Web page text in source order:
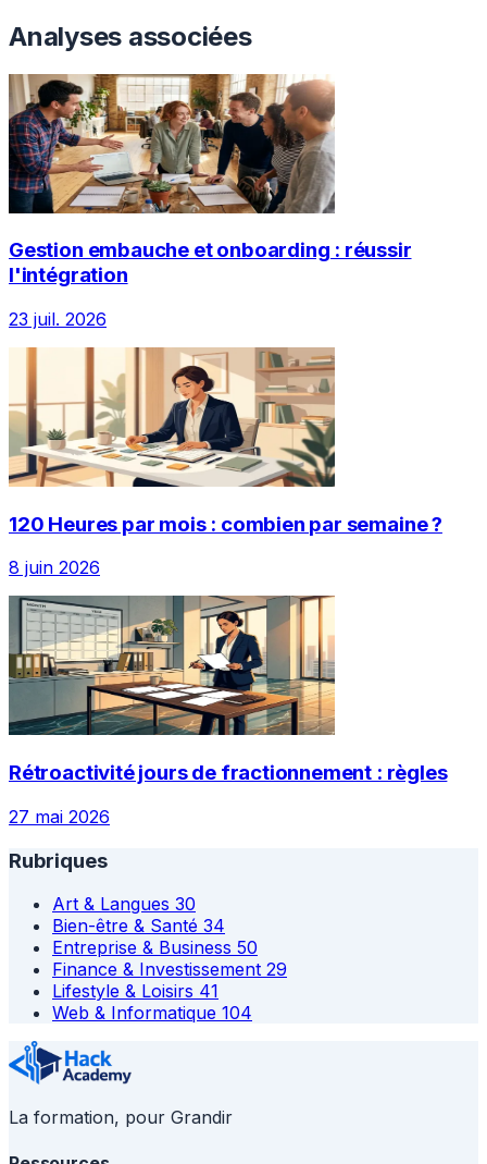
Analyses associées
Gestion embauche et onboarding : réussir
l'intégration
23 juil. 2026
120 Heures par mois : combien par semaine ?
8 juin 2026
Rétroactivité jours de fractionnement : règles
27 mai 2026
Rubriques
Art & Langues 30
Bien-être & Santé 34
Entreprise & Business 50
Finance & Investissement 29
Lifestyle & Loisirs 41
Web & Informatique 104
La formation, pour Grandir